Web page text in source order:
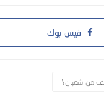
فيس بوك
من شعبان؟